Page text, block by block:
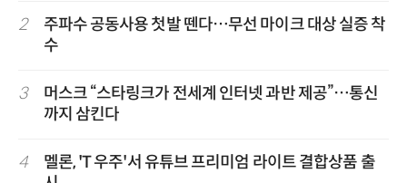
2
주파수 공동사용 첫발 뗀다…무선 마이크 대상 실증 착
수
3
머스크 “스타링크가 전세계 인터넷 과반 제공”…통신
까지 삼킨다
4
멜론, 'T 우주'서 유튜브 프리미엄 라이트 결합상품 출